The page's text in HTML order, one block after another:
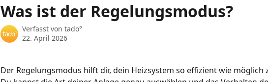
Was ist der Regelungsmodus?
Verfasst von tado°
22. April 2026
Der Regelungsmodus hilft dir, dein Heizsystem so effizient wie möglich